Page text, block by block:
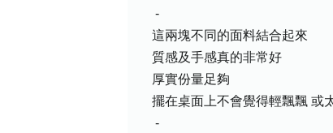
-
這兩塊不同的面料結合起來
質感及手感真的非常好
厚實份量足夠
擺在桌面上不會覺得輕飄飄 或
-